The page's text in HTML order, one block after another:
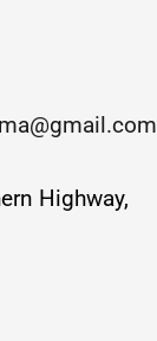
Highway,